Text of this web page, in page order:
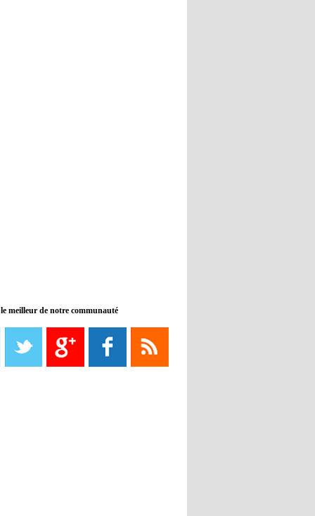
08:21 - 2022/11/08
Liverpool mis en vente par son
propriétaire
meilleur de notre communauté